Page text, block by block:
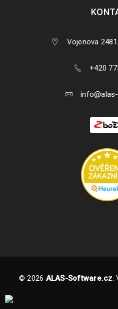
Vojenova
+420
© 2026 ALAS-Software.cz.